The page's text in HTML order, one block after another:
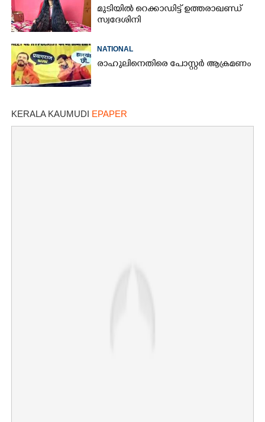
മുടിയിൽ റെക്കാഡിട്ട് ഉത്തരാഖണ്ഡ്
സ്വദേശിനി
NATIONAL
രാഹുലിനെതിരെ പോസ്റ്റർ ആക്രമണം
KERALA KAUMUDI EPAPER